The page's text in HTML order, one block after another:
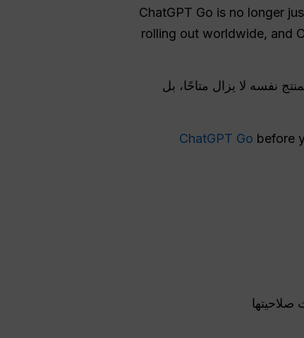
ChatGPT Go is no longer
rolling out worldwide, and
نفسه لا يزال متاحًا، بل
before